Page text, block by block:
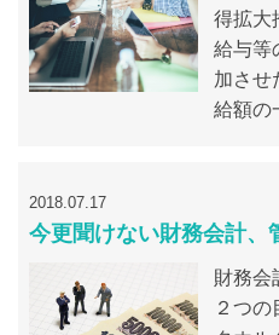
得拡大
給与等
加させ
給額の
2018.07.17
今更聞けない財務会計、
財務会
２つ